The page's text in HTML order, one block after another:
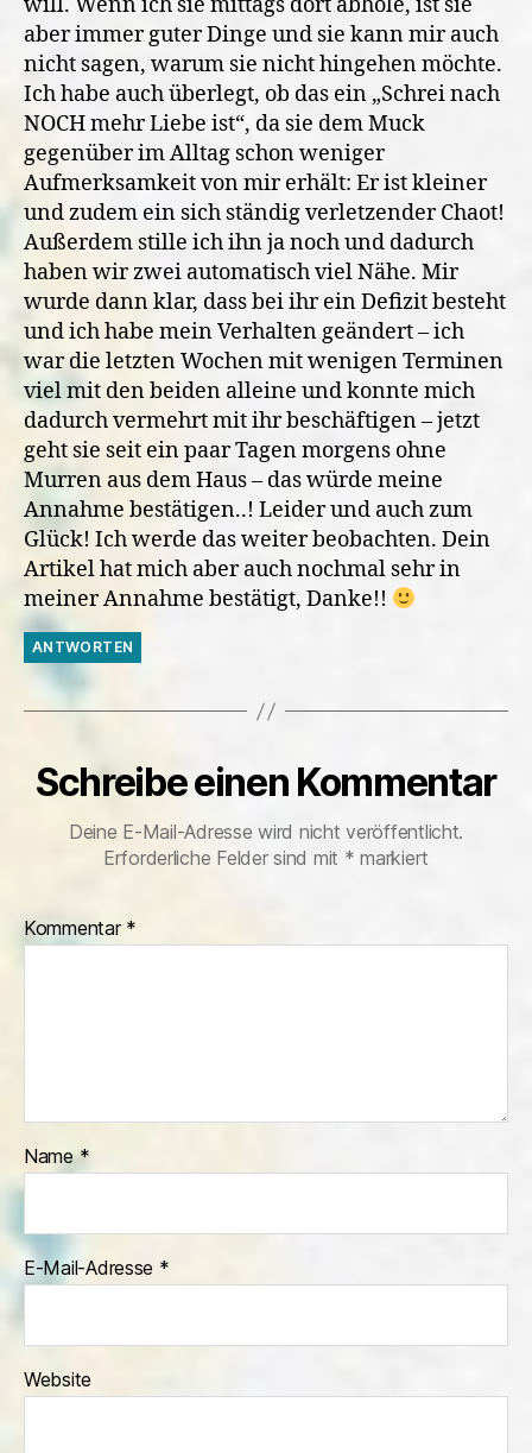
aber immer guter Dinge und sie kann mir auch
nicht sagen, warum sie nicht hingehen möchte.
Ich habe auch überlegt, ob das ein „Schrei nach
NOCH mehr Liebe ist“, da sie dem Muck
gegenüber im Alltag schon weniger
Aufmerksamkeit von mir erhält: Er ist kleiner
und zudem ein sich ständig verletzender Chaot!
Außerdem stille ich ihn ja noch und dadurch
haben wir zwei automatisch viel Nähe. Mir
wurde dann klar, dass bei ihr ein Defizit besteht
und ich habe mein Verhalten geändert – ich
war die letzten Wochen mit wenigen Terminen
viel mit den beiden alleine und konnte mich
dadurch vermehrt mit ihr beschäftigen – jetzt
geht sie seit ein paar Tagen morgens ohne
Murren aus dem Haus – das würde meine
Annahme bestätigen..! Leider und auch zum
Glück! Ich werde das weiter beobachten. Dein
Artikel hat mich aber auch nochmal sehr in
meiner Annahme bestätigt, Danke!!
ANTWORTEN
Schreibe einen Kommentar
Deine E-Mail-Adresse wird nicht veröffentlicht.
Erforderliche Felder sind mit * markiert
Kommentar *
Name*
E-Mail-Adresse *
Website